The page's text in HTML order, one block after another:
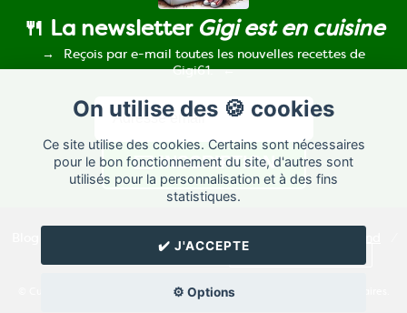
On utilise des 🍪 cookies
Ce site utilise des cookies. Certains sont nécessaires
pour le bon fonctionnement du site, d'autres sont
utilisés pour la personnalisation et à des fins
statistiques.
✔️ J'ACCEPTE
⚙️ Options
🍴 La newsletter Gigi est en cuisine
Reçois par e-mail toutes les nouvelles recettes de
Gigi61.
Réglage des cookies/ ✉️ Contacter Gigi61
© Cuisine.land : La plateforme de blog spécialisée dans les blogs culinaires.
Créer un blog de cuisine